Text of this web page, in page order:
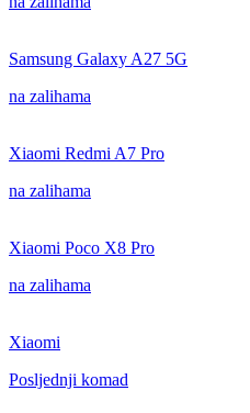
Samsung Galaxy A27 5G
na zalihama
Xiaomi Redmi A7 Pro
na zalihama
Xiaomi Poco X8 Pro
na zalihama
Xiaomi
Posljednji komad